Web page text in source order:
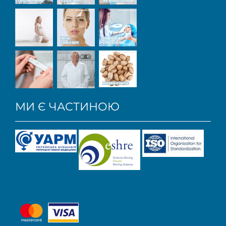
МИ Є ЧАСТИНОЮ